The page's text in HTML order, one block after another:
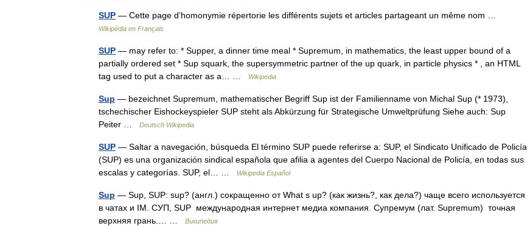
SUP — Cette page d’homonymie répertorie les différents sujets et articles partageant un même nom …
Wikipédia en Français
SUP — may refer to: * Supper, a dinner time meal * Supremum, in mathematics, the least upper bound of a
partially ordered set * Sup squark, the supersymmetric partner of the up quark, in particle physics * , an HTML
tag used to put a character as a… …
Wikipedia
Sup — bezeichnet Supremum, mathematischer Begriff Sup ist der Familienname von Michal Sup (* 1973),
tschechischer Eishockeyspieler SUP steht als Abkürzung für Strategische Umweltprüfung Siehe auch: Sup
Peiter …
Deutsch Wikipedia
SUP — Saltar a navegación, búsqueda El término SUP puede referirse a: SUP, el Sindicato Unificado de Policía
(SUP) es una organización sindical española que afilia a agentes del Cuerpo Nacional de Policía, en todas sus
escalas y categorías. SUP, el… …
Wikipedia Español
Sup — Sup, SUP: sup? (англ.) сокращенно от What s up? (как жизнь?, как дела?) чаще всего используется
в чатах и IM. СУП, SUP международная интернет медиа компания. Супремум (лат. Supremum) точная
верхняя грань.… …
Википедия